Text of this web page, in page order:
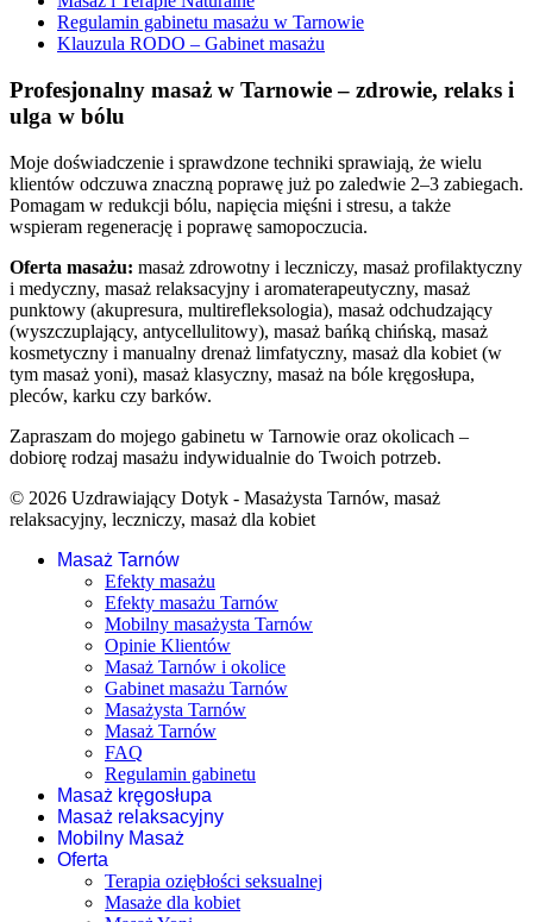
Regulamin gabinetu masażu w Tarnowie
Klauzula RODO – Gabinet masażu
Profesjonalny masaż w Tarnowie – zdrowie, relaks i
ulga w bólu
Moje doświadczenie i sprawdzone techniki sprawiają, że wielu
klientów odczuwa znaczną poprawę już po zaledwie 2–3 zabiegach.
Pomagam w redukcji bólu, napięcia mięśni i stresu, a także
wspieram regenerację i poprawę samopoczucia.
Oferta masażu: masaż zdrowotny i leczniczy, masaż profilaktyczny
i medyczny, masaż relaksacyjny i aromaterapeutyczny, masaż
punktowy (akupresura, multirefleksologia), masaż odchudzający
(wyszczuplający, antycellulitowy), masaż bańką chińską, masaż
kosmetyczny i manualny drenaż limfatyczny, masaż dla kobiet (w
tym masaż yoni), masaż klasyczny, masaż na bóle kręgosłupa,
pleców, karku czy barków.
Zapraszam do mojego gabinetu w Tarnowie oraz okolicach –
dobiorę rodzaj masażu indywidualnie do Twoich potrzeb.
© 2026 Uzdrawiający Dotyk - Masażysta Tarnów, masaż
relaksacyjny, leczniczy, masaż dla kobiet
Masaż Tarnów
Efekty masażu
Efekty masażu Tarnów
Mobilny masażysta Tarnów
Opinie Klientów
Masaż Tarnów i okolice
Gabinet masażu Tarnów
Masażysta Tarnów
Masaż Tarnów
FAQ
Regulamin gabinetu
Masaż kręgosłupa
Masaż relaksacyjny
Mobilny Masaż
Oferta
Terapia oziębłości seksualnej
Masaże dla kobiet